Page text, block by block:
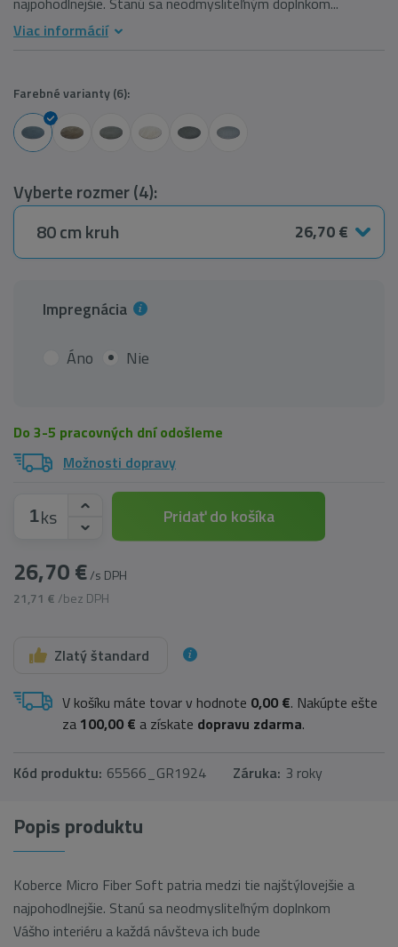
Viac informácií
Farebné varianty (6):
Vyberte rozmer (4):
80 cm kruh
26,70 €
Impregnácia
Áno Nie
Do 3-5 pracovných dní odošleme
Možnosti dopravy
ks
26,70 €/s DPH
21,71 € /bez DPH
Pridať do košíka
Zlatý štandard
V košíku máte tovar v hodnote 0,00 €. Nakúpte ešte
za 100,00 € a získate dopravu zdarma.
Kód produktu: 65566_GR1924 Záruka: 3 roky
Popis produktu
Koberce Micro Fiber Soft patria medzi tie najštýlovejšie a
najpohodlnejšie. Stanú sa neodmysliteľným doplnkom
Vášho interiéru a každá návšteva ich bude